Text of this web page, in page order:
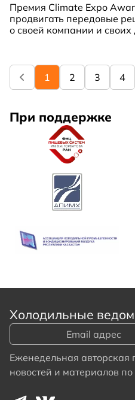
Премия Climate Expo
продвигать передовые
о своей компании и
профессионалов, помогая
отраслевые стандарты.
1 2 3 4
При поддержке
Холодильные
Еженедельная авторская
новостей и материалов